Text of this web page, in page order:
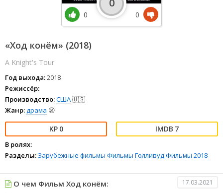
«Ход конём» (2018)
A Knight's Tour
Год выхода:2018
Режиссёр:
Производство:США🇺🇸
Жанр:драма 😫
0 7
В ролях:
Разделы: Зарубежные фильмы Фильмы ГолливудФильмы 2018
0
0
0
О чем Фильм Ход конём: 17.03.2021